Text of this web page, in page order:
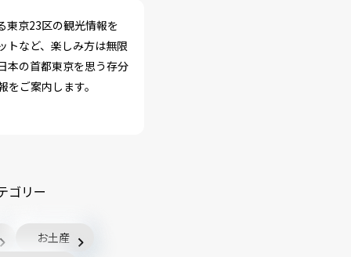
東京23区の観光情報を
トなど、楽しみ方は無限
本の首都東京を思う存分
ご案内します。
ゴリー
お土産